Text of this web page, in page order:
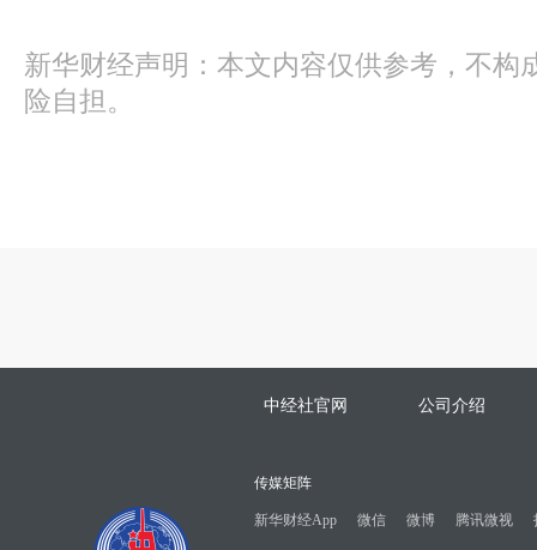
新华财经声明：本文内容仅供参考，不构
险自担。
中经社官网 公司介绍
传媒矩阵
新华财经App 微信 微博 腾讯微视